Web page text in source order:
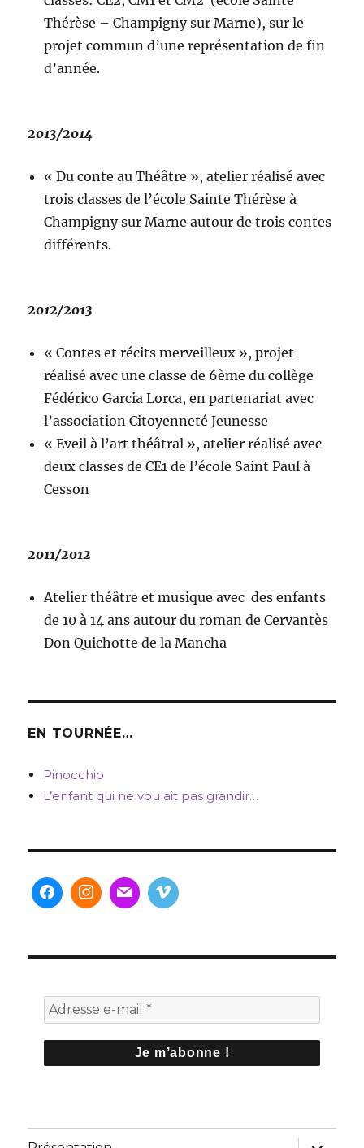
Thérèse – Champigny sur Marne), sur le
projet commun d’une représentation de fin
d’année.
2013/2014
« Du conte au Théâtre », atelier réalisé avec
trois classes de l’école Sainte Thérèse à
Champigny sur Marne autour de trois contes
différents.
2012/2013
« Contes et récits merveilleux », projet
réalisé avec une classe de 6ème du collège
Fédérico Garcia Lorca, en partenariat avec
l’association Citoyenneté Jeunesse
« Eveil à l’art théâtral », atelier réalisé avec
deux classes de CE1 de l’école Saint Paul à
Cesson
2011/2012
Atelier théâtre et musique avec des enfants
de 10 à 14 ans autour du roman de Cervantès
Don Quichotte de la Mancha
EN TOURNÉE…
Pinocchio
L’enfant qui ne voulait pas grandir…
ouvrir